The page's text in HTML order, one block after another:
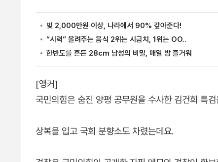
[앵커]
국민의힘은 숨진 양평 공무원을 수사한 김건희 특
상복을 입고 국회 분향소도 차렸는데요.